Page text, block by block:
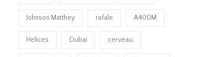
Johnson Matthey rafale A400M
Helices Dubai cerveau